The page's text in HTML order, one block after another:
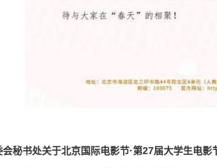
秘书处关于北京国际电影节·第27届大学生电影